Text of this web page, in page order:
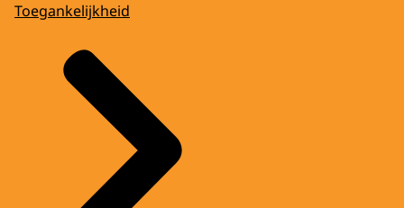
Toegankelijkheid